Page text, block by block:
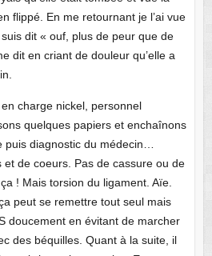
flippé. En me retournant je l’ai vue
dit « ouf, plus de peur que de
dit en criant de douleur qu’elle a
charge nickel, personnel
quelques papiers et enchaînons
puis diagnostic du médecin…
et de coeurs. Pas de cassure ou de
! Mais torsion du ligament. Aïe.
peut se remettre tout seul mais
doucement en évitant de marcher
des béquilles. Quant à la suite, il